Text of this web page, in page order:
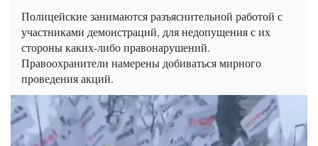
Полицейские занимаются разъяснительной работой с
участниками демонстраций, для недопущения с их
стороны каких-либо правонарушений.
Правоохранители намерены добиваться мирного
проведения акций.